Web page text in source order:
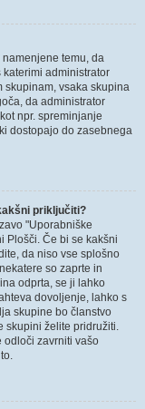
temu, da
administrator
skupinam, vsaka skupina
da administrator
npr. spreminjanje
dostopajo do zasebnega
priključiti?
"Uporabniške
Plošči. Če bi se kakšni
da niso vse splošno
so zaprte in
odprta, se ji lahko
dovoljenje, lahko s
skupine bo članstvo
skupini želite pridružiti.
odloči zavrniti vašo